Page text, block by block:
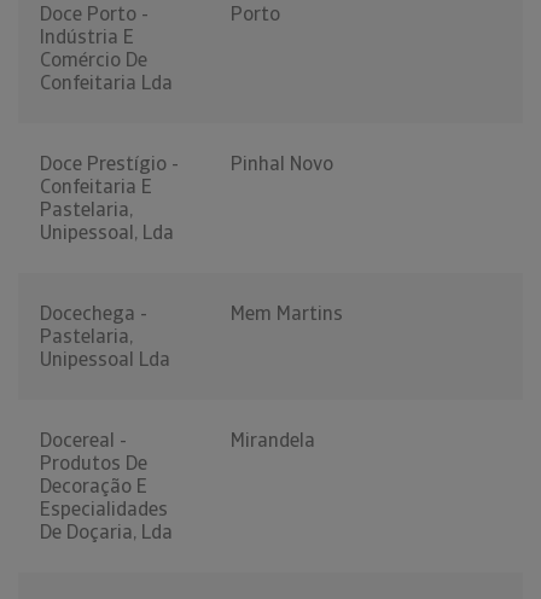
Doce Porto -
Indústria E
Comércio De
Confeitaria Lda
Porto
Doce Prestígio -
Confeitaria E
Pastelaria,
Unipessoal, Lda
Pinhal Novo
Docechega -
Pastelaria,
Unipessoal Lda
Mem Martins
Docereal -
Produtos De
Decoração E
Especialidades
De Doçaria, Lda
Mirandela